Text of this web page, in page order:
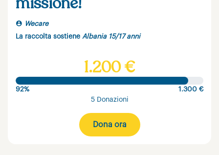
Wecare
La raccolta sostiene Albania 15/17 anni
1.200 €
92%
1.300 €
5 Donazioni
Dona ora